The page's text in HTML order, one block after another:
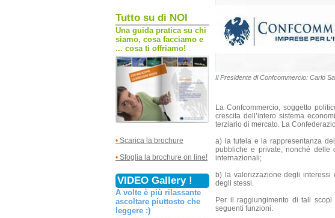
Tutto su di NOI
Una guida pratica su chi
siamo, cosa facciamo e
... cosa ti offriamo!
• Scarica la brochure
• Sfoglia la brochure on line!
VIDEO Gallery !
A volte è più rilassante
ascoltare piuttosto che
leggere :)
Il Presidente di Confcommercio: Carlo
La Confcommercio, soggetto
crescita dell’intero sistema
terziario di mercato. La
a) la tutela e la rappresentanza
pubbliche e private, nonché delle
internazionali;
b) la valorizzazione degli
degli stessi.
Per il raggiungimento di tali
seguenti funzioni: